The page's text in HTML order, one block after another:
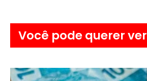
Você pode querer ver